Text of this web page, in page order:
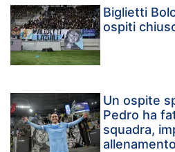
Biglietti
ospiti
Un ospite
Pedro ha
squadra,
allenamento